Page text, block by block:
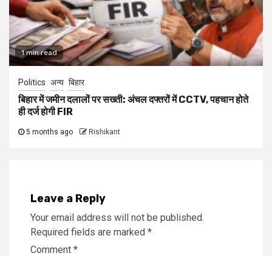
1 min read
Politics अन्य बिहार
बिहार में जमीन दलालों पर सख्ती: अंचल दफ्तरों में CCTV, पहचान होते
ही दर्ज होगी FIR
5 months ago Rishikant
Leave a Reply
Your email address will not be published.
Required fields are marked *
Comment *